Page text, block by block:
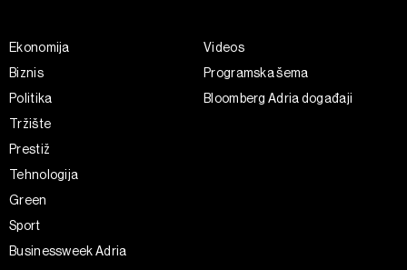
Ekonomija
Biznis
Politika
Tržište
Prestiž
Tehnologija
Green
Sport
Businessweek Adria
Videos
Programska šema
Bloomberg Adria događaji